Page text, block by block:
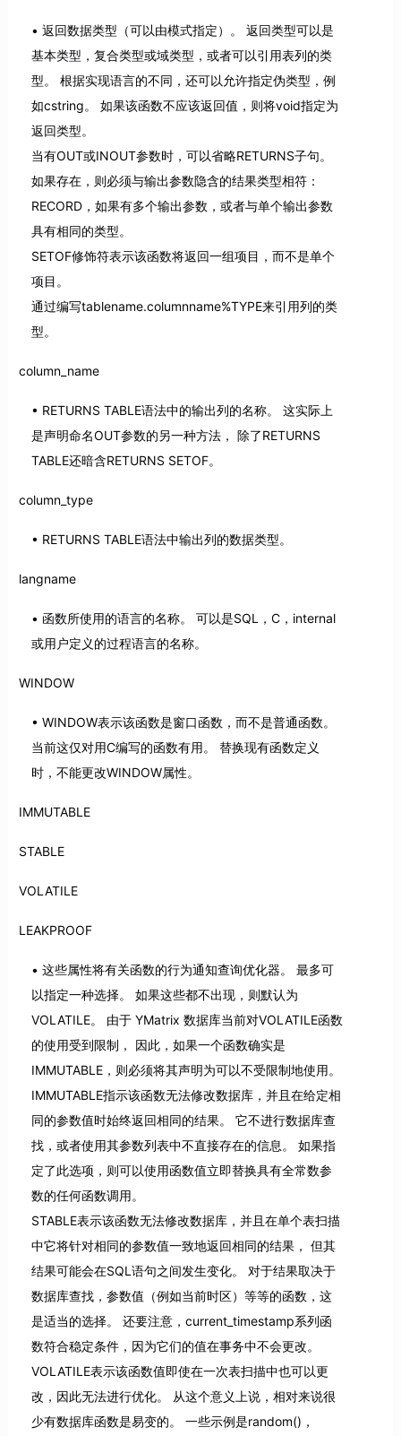
返回数据类型（可以由模式指定）。 返回类型可以是
基本类型，复合类型或域类型，或者可以引用表列的类
型。 根据实现语言的不同，还可以允许指定伪类型，例
如cstring。 如果该函数不应该返回值，则将void指定为
返回类型。
当有OUT或INOUT参数时，可以省略RETURNS子句。
如果存在，则必须与输出参数隐含的结果类型相符：
RECORD，如果有多个输出参数，或者与单个输出参数
具有相同的类型。
SETOF修饰符表示该函数将返回一组项目，而不是单个
项目。
通过编写tablename.columnname%TYPE来引用列的类
型。
column_name
RETURNS TABLE语法中的输出列的名称。 这实际上
是声明命名OUT参数的另一种方法， 除了RETURNS
TABLE还暗含RETURNS SETOF。
column_type
RETURNS TABLE语法中输出列的数据类型。
langname
函数所使用的语言的名称。 可以是SQL，C，internal
或用户定义的过程语言的名称。
WINDOW
WINDOW表示该函数是窗口函数，而不是普通函数。
当前这仅对用C编写的函数有用。 替换现有函数定义
时，不能更改WINDOW属性。
IMMUTABLE
STABLE
VOLATILE
LEAKPROOF
这些属性将有关函数的行为通知查询优化器。 最多可
以指定一种选择。 如果这些都不出现，则默认为
VOLATILE。 由于 YMatrix 数据库当前对VOLATILE函数
的使用受到限制， 因此，如果一个函数确实是
IMMUTABLE，则必须将其声明为可以不受限制地使用。
IMMUTABLE指示该函数无法修改数据库，并且在给定相
同的参数值时始终返回相同的结果。 它不进行数据库查
找，或者使用其参数列表中不直接存在的信息。 如果指
定了此选项，则可以使用函数值立即替换具有全常数参
数的任何函数调用。
STABLE表示该函数无法修改数据库，并且在单个表扫描
中它将针对相同的参数值一致地返回相同的结果， 但其
结果可能会在SQL语句之间发生变化。 对于结果取决于
数据库查找，参数值（例如当前时区）等等的函数，这
是适当的选择。 还要注意，current_timestamp系列函
数符合稳定条件，因为它们的值在事务中不会更改。
VOLATILE表示该函数值即使在一次表扫描中也可以更
改，因此无法进行优化。 从这个意义上说，相对来说很
少有数据库函数是易变的。 一些示例是random()，